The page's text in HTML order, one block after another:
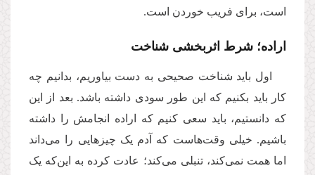
است، برای فریب خوردن است.
اراده؛ شرط اثربخشی شناخت
اول باید شناخت صحیحی به دست بیاوریم، بدانیم چه
کار باید بکنیم که این طور سودی داشته باشد. بعد از این
که دانستیم، باید سعی کنیم که اراده انجامش را داشته
باشیم. خیلی وقت‌هاست که آدم یک چیزهایی را می‌داند
اما همت نمی‌کند، تنبلی می‌کند؛ عادت کرده به این‌که یک